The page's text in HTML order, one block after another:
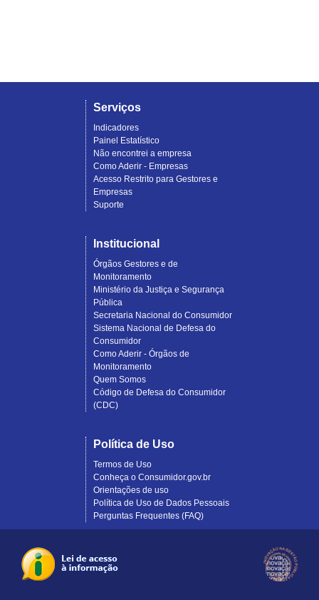
Serviços
Indicadores
Painel Estatístico
Não encontrei a empresa
Como Aderir - Empresas
Acesso Restrito para Gestores e
Empresas
Suporte
Institucional
Órgãos Gestores e de
Monitoramento
Ministério da Justiça e Segurança
Pública
Secretaria Nacional do Consumidor
Sistema Nacional de Defesa do
Consumidor
Como Aderir - Órgãos de
Monitoramento
Quem Somos
Código de Defesa do Consumidor
(CDC)
Política de Uso
Termos de Uso
Conheça o Consumidor.gov.br
Orientações de uso
Política de Uso de Dados Pessoais
Perguntas Frequentes (FAQ)